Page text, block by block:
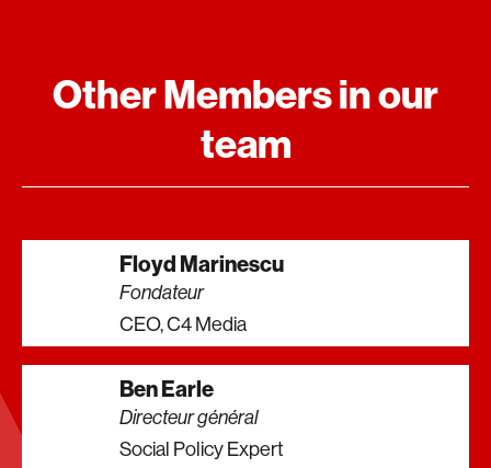
Other Members in our
team
Floyd Marinescu
Fondateur
CEO, C4 Media
Ben Earle
Directeur général
Social Policy Expert